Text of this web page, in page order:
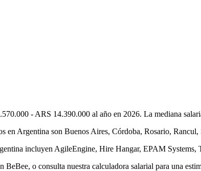
- ARS 14.390.000 al año en 2026. La mediana
en Argentina son Buenos Aires, Córdoba, Rosario,
incluyen AgileEngine, Hire Hangar, EPAM
o consulta nuestra calculadora salarial para una